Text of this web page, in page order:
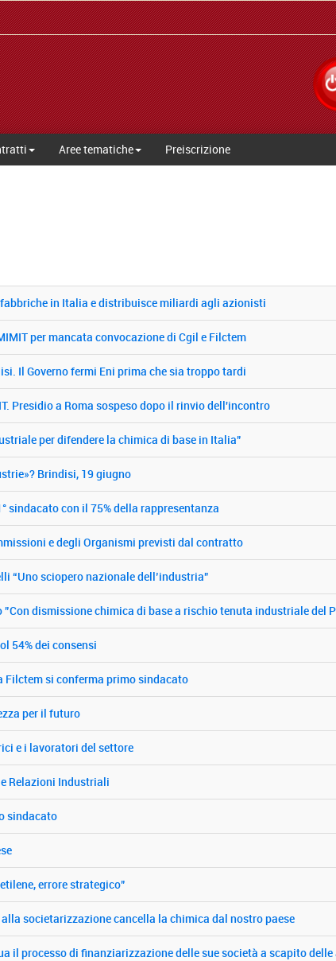
Aree tematiche Preiscrizione
in Italia e distribuisce miliardi agli azionisti
per mancata convocazione di Cgil e Filctem
Il Governo fermi Eni prima che sia troppo tardi
Presidio a Roma sospeso dopo il rinvio dell'incontro
per difendere la chimica di base in Italia"
Brindisi, 19 giugno
sindacato con il 75% della rappresentanza
e degli Organismi previsti dal contratto
“Uno sciopero nazionale dell’industria”
dismissione chimica di base a rischio tenuta industriale del
54% dei consensi
Filctem si conferma primo sindacato
per il futuro
e i lavoratori del settore
Relazioni Industriali
sindacato
errore strategico"
societarizzazione cancella la chimica dal nostro paese
il processo di finanziarizzazione delle sue società a scapito